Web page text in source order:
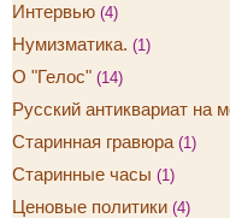
Интервью (4)
Нумизматика. (1)
О "Гелос" (14)
Русский антиквариат на
Старинная гравюра (1)
Старинные часы (1)
Ценовые политики (4)